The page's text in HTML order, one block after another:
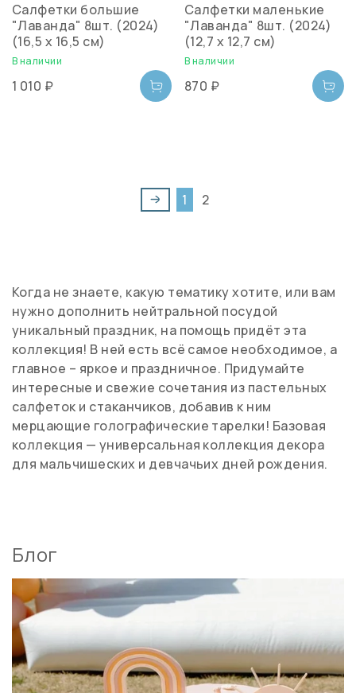
Салфетки большие
"Лаванда" 8шт. (2024)
(16,5 x 16,5 см)
В наличии
1 010 ₽
Салфетки маленькие
"Лаванда" 8шт. (2024)
(12,7 x 12,7 см)
В наличии
870 ₽
1 2
Когда не знаете, какую тематику хотите, или вам
нужно дополнить нейтральной посудой
уникальный праздник, на помощь придёт эта
коллекция! В ней есть всё самое необходимое, а
главное – яркое и праздничное. Придумайте
интересные и свежие сочетания из пастельных
салфеток и стаканчиков, добавив к ним
мерцающие голографические тарелки! Базовая
коллекция — универсальная коллекция декора
для мальчишеских и девчачьих дней рождения.
Блог